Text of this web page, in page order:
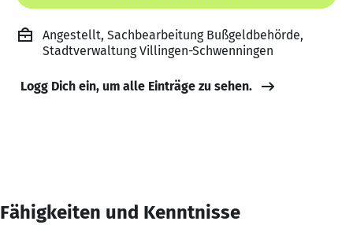
Angestellt, Sachbearbeitung Bußgeldbehörde,
Stadtverwaltung Villingen-Schwenningen
Logg Dich ein, um alle Einträge zu sehen.
Fähigkeiten und Kenntnisse